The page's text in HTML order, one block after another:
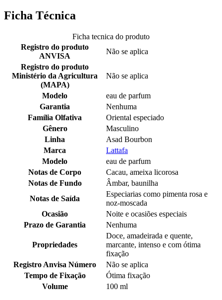
Ficha Técnica
Ficha tecnica do produto
Registro do produto
ANVISA
Não se aplica
Registro do produto
Ministério da Agricultura
(MAPA)
Não se aplica
Modelo
eau de parfum
Garantia
Nenhuma
Família Olfativa
Oriental especiado
Gênero
Masculino
Linha
Asad Bourbon
Marca
Lattafa
Modelo
eau de parfum
Notas de Corpo
Cacau, ameixa licorosa
Notas de Fundo
Âmbar, baunilha
Notas de Saída
Especiarias como pimenta rosa e
noz-moscada
Ocasião
Noite e ocasiões especiais
Prazo de Garantia
Nenhuma
Propriedades
Doce, amadeirada e quente,
marcante, intenso e com ótima
fixação
Registro Anvisa Número
Não se aplica
Tempo de Fixação
Ótima fixação
Volume
100 ml